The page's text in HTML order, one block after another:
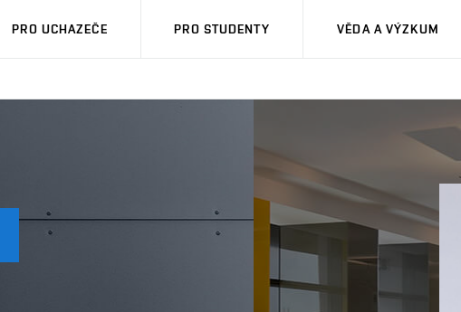
PRO UCHAZEČE PRO STUDENTY VĚDA A VÝZKUM